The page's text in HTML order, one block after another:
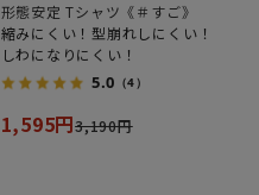
形態安定 Tシャツ《＃すご》
縮みにくい！型崩れしにくい！
しわになりにくい！
5.0 （4）
1,595円3,190円